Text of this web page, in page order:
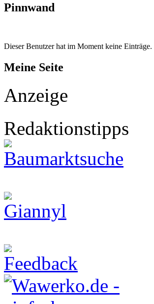
Pinnwand
Dieser Benutzer hat im Moment keine Einträge.
Meine Seite
Anzeige
Redaktionstipps